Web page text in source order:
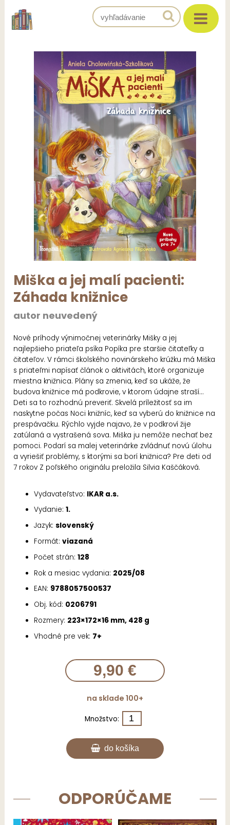
Miška a jej malí pacienti:
Záhada knižnice
autor neuvedený
Nové príhody výnimočnej veterinárky Mišky a jej
najlepšieho priateľa psíka Popíka pre staršie čitateľky a
čitateľov. V rámci školského novinárskeho krúžku má Miška
s priateľmi napísať článok o aktivitách, ktoré organizuje
miestna knižnica. Plány sa zmenia, keď sa ukáže, že
budova knižnice má podkrovie, v ktorom údajne straší...
Deti sa to rozhodnú preveriť. Skvelá príležitosť sa im
naskytne počas Noci knižníc, keď sa vyberú do knižnice na
prespávačku. Rýchlo vyjde najavo, že v podkroví žije
zatúlaná a vystrašená sova. Miška ju nemôže nechať bez
pomoci. Podarí sa malej veterinárke zvládnuť novú úlohu
a vyriešiť problémy, s ktorými sa borí knižnica? Pre deti od
7 rokov Z poľského originálu preložila Silvia Kaščáková.
Vydavateľstvo: IKAR a.s.
Vydanie:1.
Jazyk:slovenský
Formát:viazaná
Počet strán:128
Rok a mesiac vydania: 2025/08
EAN: 9788057500537
Obj. kód: 0206791
Rozmery: 223×172×16 mm, 428 g
Vhodné pre vek: 7+
9,90 €
na sklade 100+
Množstvo:
do košíka
ODPORÚČAME